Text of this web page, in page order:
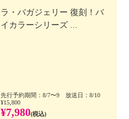
ラ・バガジェリー 復刻！バ
イカラーシリーズ ...
先行予約期間：8/7〜9 放送日：8/10
¥15,800
¥7,980(税込)